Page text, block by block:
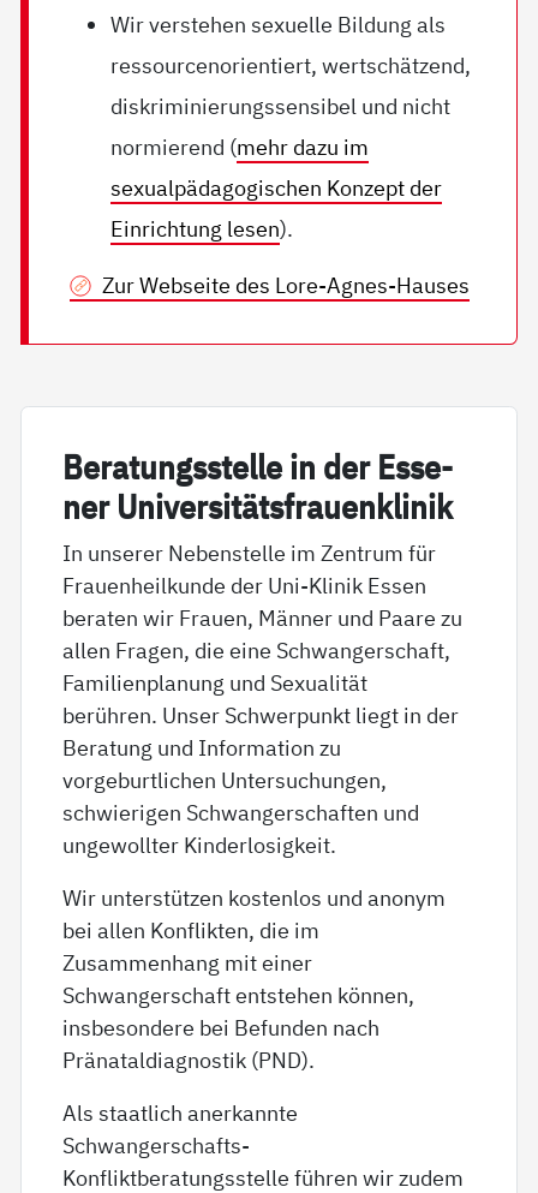
Wir verstehen sexuelle Bildung als
ressourcenorientiert, wertschätzend,
diskriminierungssensibel und nicht
normierend (mehr dazu im
sexualpädagogischen Konzept der
Einrichtung lesen).
Zur Webseite des Lore-Agnes-Hauses
Be­ra­tungs­s­tel­le in der Es­se­
ner Uni­ver­si­täts­frau­en­k­li­nik
In unserer Nebenstelle im Zentrum für
Frauenheilkunde der Uni-Klinik Essen
beraten wir Frauen, Männer und Paare zu
allen Fragen, die eine Schwangerschaft,
Familienplanung und Sexualität
berühren. Unser Schwerpunkt liegt in der
Beratung und Information zu
vorgeburtlichen Untersuchungen,
schwierigen Schwangerschaften und
ungewollter Kinderlosigkeit.
Wir unterstützen kostenlos und anonym
bei allen Konflikten, die im
Zusammenhang mit einer
Schwangerschaft entstehen können,
insbesondere bei Befunden nach
Pränataldiagnostik (PND).
Als staatlich anerkannte
Schwangerschafts-
Konfliktberatungsstelle führen wir zudem